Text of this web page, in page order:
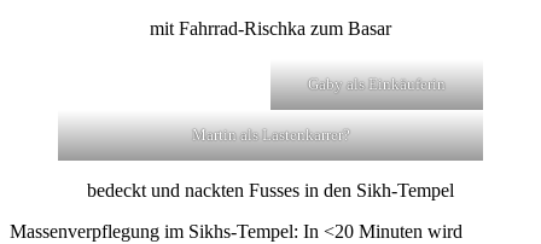
mit Fahrrad-Rischka zum Basar
Gaby als Einkäuferin
Martin als Lastenkarrer?
bedeckt und nackten Fusses in den Sikh-Tempel
Massenverpflegung im Sikhs-Tempel: In <20 Minuten wird